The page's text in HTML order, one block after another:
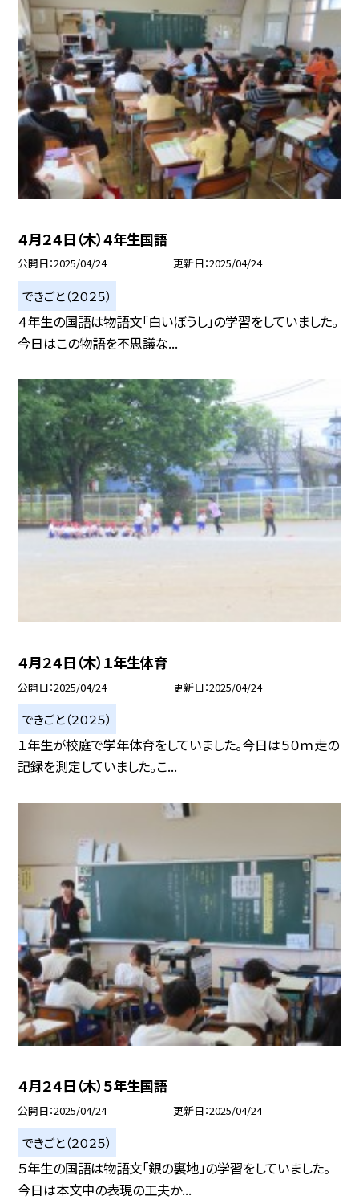
４月２４日（木）４年生国語
公開日 2025/04/24 更新日 2025/04/24
できごと（２０２５）
４年生の国語は物語文「白いぼうし」の学習をしていました。
今日はこの物語を不思議な...
４月２４日（木）１年生体育
公開日 2025/04/24 更新日 2025/04/24
できごと（２０２５）
１年生が校庭で学年体育をしていました。今日は５０ｍ走の
記録を測定していました。こ...
４月２４日（木）５年生国語
公開日 2025/04/24 更新日 2025/04/24
できごと（２０２５）
５年生の国語は物語文「銀の裏地」の学習をしていました。
今日は本文中の表現の工夫か...